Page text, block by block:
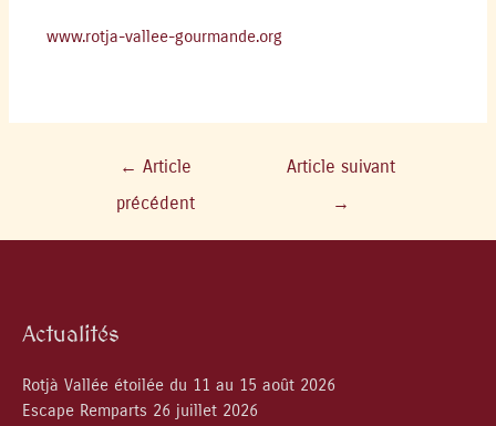
www.rotja-vallee-gourmande.org
← Article
précédent
Article suivant
→
Actualités
Rotjà Vallée étoilée du 11 au 15 août 2026
Escape Remparts 26 juillet 2026